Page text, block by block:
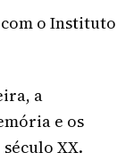
o Instituto
a
e os
XX.